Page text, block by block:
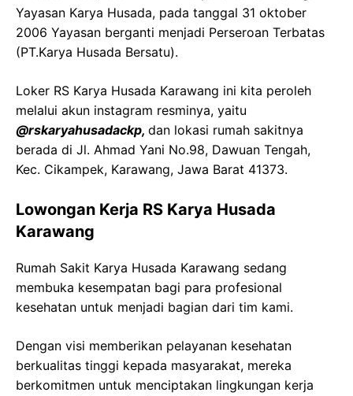
Yayasan Karya Husada, pada tanggal 31 oktober
2006 Yayasan berganti menjadi Perseroan Terbatas
(PT.Karya Husada Bersatu).
Loker RS Karya Husada Karawang ini kita peroleh
melalui akun instagram resminya, yaitu
@rskaryahusadackp, dan lokasi rumah sakitnya
berada di Jl. Ahmad Yani No.98, Dawuan Tengah,
Kec. Cikampek, Karawang, Jawa Barat 41373.
Lowongan Kerja RS Karya Husada
Karawang
Rumah Sakit Karya Husada Karawang sedang
membuka kesempatan bagi para profesional
kesehatan untuk menjadi bagian dari tim kami.
Dengan visi memberikan pelayanan kesehatan
berkualitas tinggi kepada masyarakat, mereka
berkomitmen untuk menciptakan lingkungan kerja